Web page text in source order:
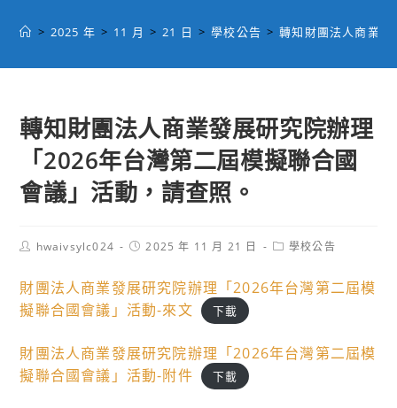
> 2025 年 > 11 月 > 21 日 > 學校公告 > 轉知財團法人商業
轉知財團法人商業發展研究院辦理
「2026年台灣第二屆模擬聯合國
會議」活動，請查照。
Posthwaivsylc024
Post2025 年 11 月 21 日
Post學校公告
財團法人商業發展研究院辦理「2026年台灣第二屆模
擬聯合國會議」活動-來文
下載
財團法人商業發展研究院辦理「2026年台灣第二屆模
擬聯合國會議」活動-附件
下載